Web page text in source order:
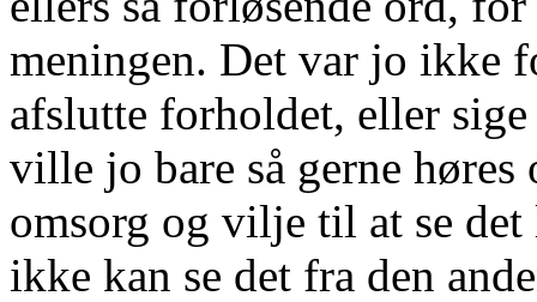
meningen. Det var jo ikke
afslutte forholdet, eller
ville jo bare så gerne
omsorg og vilje til at se
ikke kan se det fra den